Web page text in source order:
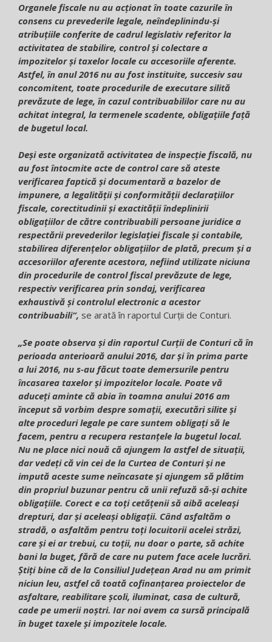
Organele fiscale nu au acționat în toate cazurile în
consens cu prevederile legale, neîndeplinindu-și
atribuțiile conferite de cadrul legislativ referitor la
activitatea de stabilire, control și colectare a
impozitelor și taxelor locale cu accesoriile aferente.
Astfel, în anul 2016 nu au fost instituite, succesiv sau
concomitent, toate procedurile de executare silită
prevăzute de lege, în cazul contribuabililor care nu au
achitat integral, la termenele scadente, obligațiile față
de bugetul local.
Deși este organizată activitatea de inspecție fiscală, nu
au fost întocmite acte de control care să ateste
verificarea faptică și documentară a bazelor de
impunere, a legalității și conformității declarațiilor
fiscale, corectitudinii și exactității îndeplinirii
obligațiilor de către contribuabili persoane juridice a
respectării prevederilor legislației fiscale și contabile,
stabilirea diferențelor obligațiilor de plată, precum și a
accesoriilor aferente acestora, nefiind utilizate niciuna
din procedurile de control fiscal prevăzute de lege,
respectiv verificarea prin sondaj, verificarea
exhaustivă și controlul electronic a acestor
contribuabili“, se arată în raportul Curții de Conturi.
„Se poate observa și din raportul Curții de Conturi că în
perioada anterioară anului 2016, dar și în prima parte
a lui 2016, nu s-au făcut toate demersurile pentru
încasarea taxelor și impozitelor locale. Poate vă
aduceți aminte că abia în toamna anului 2016 am
început să vorbim despre somații, executări silite și
alte proceduri legale pe care suntem obligați să le
facem, pentru a recupera restanțele la bugetul local.
Nu ne place nici nouă că ajungem la astfel de situații,
dar vedeți că vin cei de la Curtea de Conturi și ne
impută aceste sume neîncasate și ajungem să plătim
din propriul buzunar pentru că unii refuză să-și achite
obligațiile. Corect e ca toți cetățenii să aibă aceleași
drepturi, dar și aceleași obligații. Când asfaltăm o
stradă, o asfaltăm pentru toți locuitorii acelei străzi,
care și ei ar trebui, cu toții, nu doar o parte, să achite
bani la buget, fără de care nu putem face acele lucrări.
Știți bine că de la Consiliul Județean Arad nu am primit
niciun leu, astfel că toată cofinanțarea proiectelor de
asfaltare, reabilitare școli, iluminat, casa de cultură,
cade pe umerii noștri. Iar noi avem ca sursă principală
în buget taxele și impozitele locale.